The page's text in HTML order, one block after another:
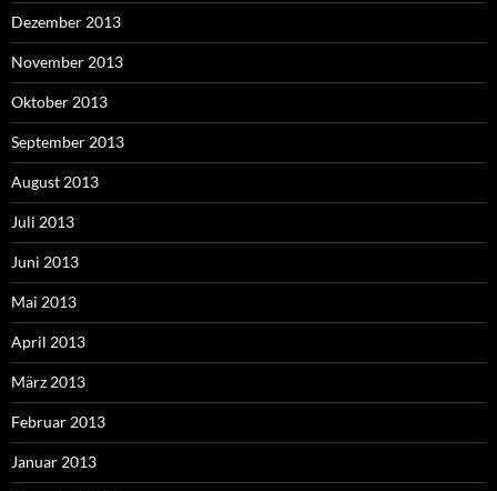
Dezember 2013
November 2013
Oktober 2013
September 2013
August 2013
Juli 2013
Juni 2013
Mai 2013
April 2013
März 2013
Februar 2013
Januar 2013